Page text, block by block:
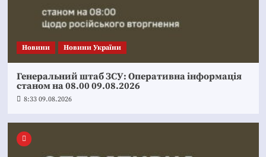
Новини Новини України
Генеральний штаб ЗСУ: Оперативна інформація
станом на 08.00 09.08.2026
8:33 09.08.2026